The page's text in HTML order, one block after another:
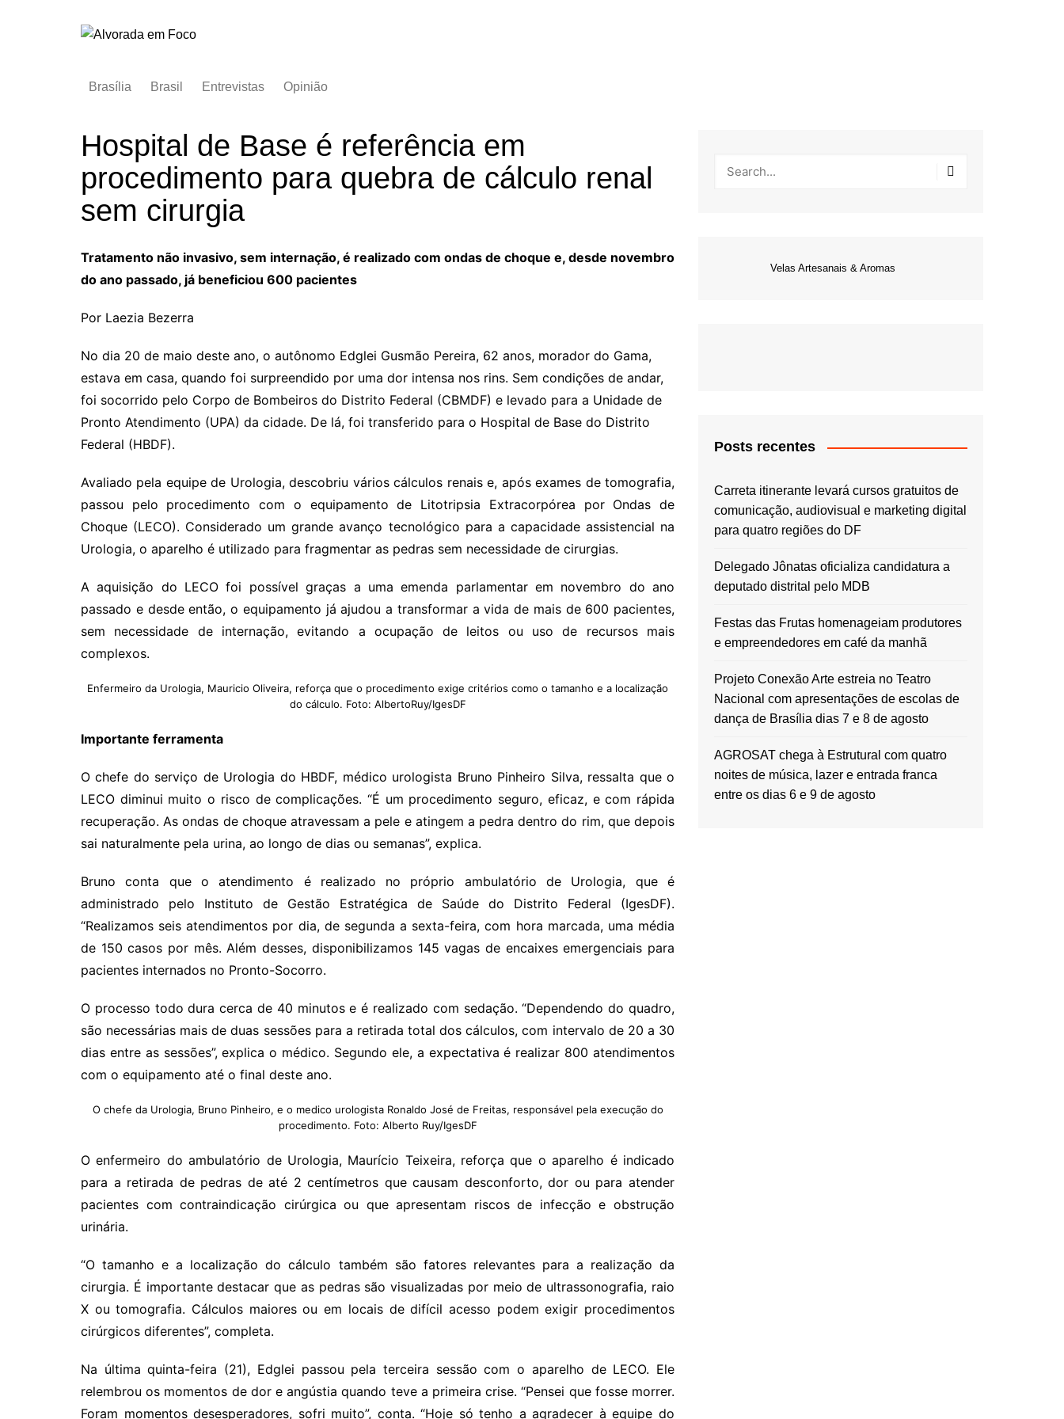
Brasília
Brasil Entrevistas Opinião
Hospital de Base é referência em
procedimento para quebra de cálculo renal
sem cirurgia
Tratamento não invasivo, sem internação, é realizado com ondas de choque e, desde novembro
do ano passado, já beneficiou 600 pacientes
Por Laezia Bezerra
No dia 20 de maio deste ano, o autônomo Edglei Gusmão Pereira, 62 anos, morador do Gama,
estava em casa, quando foi surpreendido por uma dor intensa nos rins. Sem condições de andar,
foi socorrido pelo Corpo de Bombeiros do Distrito Federal (CBMDF) e levado para a Unidade de
Pronto Atendimento (UPA) da cidade. De lá, foi transferido para o Hospital de Base do Distrito
Federal (HBDF).
Avaliado pela equipe de Urologia, descobriu vários cálculos renais e, após exames de tomografia,
passou pelo procedimento com o equipamento de Litotripsia Extracorpórea por Ondas de
Choque (LECO). Considerado um grande avanço tecnológico para a capacidade assistencial na
Urologia, o aparelho é utilizado para fragmentar as pedras sem necessidade de cirurgias.
A aquisição do LECO foi possível graças a uma emenda parlamentar em novembro do ano
passado e desde então, o equipamento já ajudou a transformar a vida de mais de 600 pacientes,
sem necessidade de internação, evitando a ocupação de leitos ou uso de recursos mais
complexos.
Enfermeiro da Urologia, Mauricio Oliveira, reforça que o procedimento exige critérios como o tamanho e a localização
do cálculo. Foto: AlbertoRuy/IgesDF
Importante ferramenta
O chefe do serviço de Urologia do HBDF, médico urologista Bruno Pinheiro Silva, ressalta que o
LECO diminui muito o risco de complicações. “É um procedimento seguro, eficaz, e com rápida
recuperação. As ondas de choque atravessam a pele e atingem a pedra dentro do rim, que depois
sai naturalmente pela urina, ao longo de dias ou semanas”, explica.
Bruno conta que o atendimento é realizado no próprio ambulatório de Urologia, que é
administrado pelo Instituto de Gestão Estratégica de Saúde do Distrito Federal (IgesDF).
“Realizamos seis atendimentos por dia, de segunda a sexta-feira, com hora marcada, uma média
de 150 casos por mês. Além desses, disponibilizamos 145 vagas de encaixes emergenciais para
pacientes internados no Pronto-Socorro.
O processo todo dura cerca de 40 minutos e é realizado com sedação. “Dependendo do quadro,
são necessárias mais de duas sessões para a retirada total dos cálculos, com intervalo de 20 a 30
dias entre as sessões”, explica o médico. Segundo ele, a expectativa é realizar 800 atendimentos
com o equipamento até o final deste ano.
O chefe da Urologia, Bruno Pinheiro, e o medico urologista Ronaldo José de Freitas, responsável pela execução do
procedimento. Foto: Alberto Ruy/IgesDF
O enfermeiro do ambulatório de Urologia, Maurício Teixeira, reforça que o aparelho é indicado
para a retirada de pedras de até 2 centímetros que causam desconforto, dor ou para atender
pacientes com contraindicação cirúrgica ou que apresentam riscos de infecção e obstrução
urinária.
“O tamanho e a localização do cálculo também são fatores relevantes para a realização da
cirurgia. É importante destacar que as pedras são visualizadas por meio de ultrassonografia, raio
X ou tomografia. Cálculos maiores ou em locais de difícil acesso podem exigir procedimentos
cirúrgicos diferentes”, completa.
Na última quinta-feira (21), Edglei passou pela terceira sessão com o aparelho de LECO. Ele
relembrou os momentos de dor e angústia quando teve a primeira crise. “Pensei que fosse morrer.
Foram momentos desesperadores, sofri muito”, conta. “Hoje só tenho a agradecer à equipe do
Velas Artesanais & Aromas
Posts recentes
Carreta itinerante levará cursos gratuitos de
comunicação, audiovisual e marketing digital
para quatro regiões do DF
Delegado Jônatas oficializa candidatura a
deputado distrital pelo MDB
Festas das Frutas homenageiam produtores
e empreendedores em café da manhã
Projeto Conexão Arte estreia no Teatro
Nacional com apresentações de escolas de
dança de Brasília dias 7 e 8 de agosto
AGROSAT chega à Estrutural com quatro
noites de música, lazer e entrada franca
entre os dias 6 e 9 de agosto